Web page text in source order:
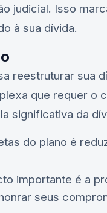
judicial. Isso
à sua dívida.
reestruturar sua
que requer o
significativa da
do plano é
importante é a
seus